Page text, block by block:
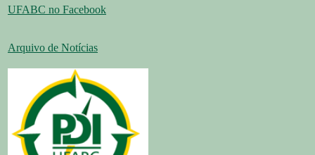
UFABC no Facebook
Arquivo de Notícias